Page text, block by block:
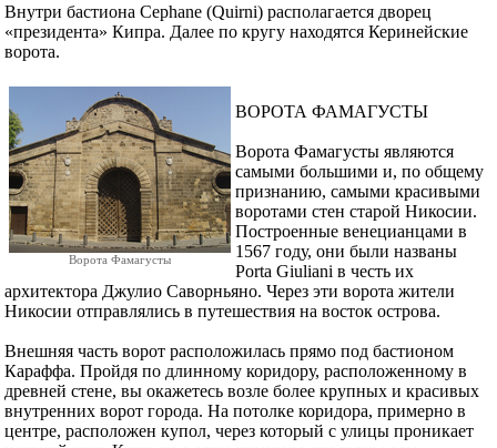
Внутри бастиона Cephane (Quirni) располагается дворец
«президента» Кипра. Далее по кругу находятся Керинейские
ворота.
Ворота Фамагусты
ВОРОТА ФАМАГУСТЫ
Ворота Фамагусты являются
самыми большими и, по общему
признанию, самыми красивыми
воротами стен старой Никосии.
Построенные венецианцами в
1567 году, они были названы
Porta Giuliani в честь их
архитектора Джулио Саворньяно. Через эти ворота жители
Никосии отправлялись в путешествия на восток острова.
Внешняя часть ворот расположилась прямо под бастионом
Караффа. Пройдя по длинному коридору, расположенному в
древней стене, вы окажетесь возле более крупных и красивых
внутренних ворот города. На потолке коридора, примерно в
центре, расположен купол, через который с улицы проникает